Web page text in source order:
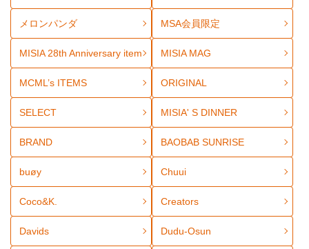
メロンパンダ MSA会員限定
MISIA 28th Anniversary item MISIA MAG
MCML’s ITEMS ORIGINAL
SELECT MISIA' S DINNER
BRAND BAOBAB SUNRISE
buøy Chuui
Coco&K. Creators
Davids Dudu-Osun